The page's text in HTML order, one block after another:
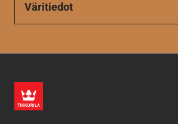
Väritiedot